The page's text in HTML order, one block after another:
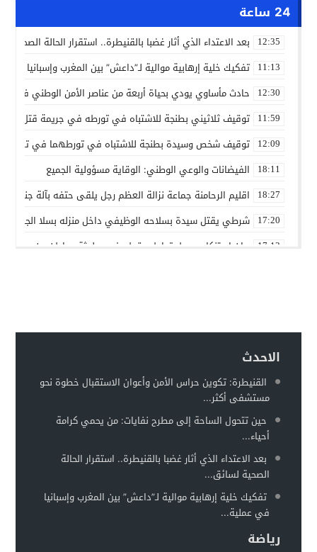
24 ساعة
12:35 بعد الاعتداء الذي أثار غضبا بالقنيطرة.. استقرار الحالة
11:13 تفكيك خلية إرهابية موالية لـ”داعش” بين المغرب وإسبانيا في
12:30 حادث مأساوي يودي بحياة أربعة من عناصر الأمن الوطني في
11:59 توقيف ثلاثيني بطنجة للاشتباه في تورطه في جريمة قتل
12:09 توقيف شخص وسيدة بطنجة للاشتباه في تورطهما في تزوير
18:11 الفيضانات والوعي الوطني: الوقاية مسؤولية الجميع
18:27 اقليم الرحامنة جماعة نزالة العظم رجل يلقى حتفه بآلة جني
17:20 شرطي يقتل سيدة بسلاحه الوظيفي داخل منزله بسلا الجديدة
17:13 بيان استنكاري حول تداول مقطع فيديو لجثة مواطن من
هيئة الدفاع تثير حيثية التقادم لإسقاط تهمة النصب عن محمد
سيارة مجهولة تثير استنفارًا أمنيًا بحي الفوركي تابريكت – سلا
12:31 الغموض يلف حريقا في مركز صحي
الاحدث
القنيطرة: تكوين حراس الأمن وأعوان الاستقبال خطوة نحو
مستشفى أكثر...
حين تتحول الساحة إلى مطرح نفايات: من يحمي كرامة
أحياء...
بعد الاعتداء الذي أثار غضبا بالقنيطرة.. استقرار الحالة
الصحية لسائق...
تفكيك خلية إرهابية موالية لـ”داعش” بين المغرب وإسبانيا
في عملية...
رياضة